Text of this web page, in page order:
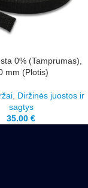
0% (Tamprumas),
mm (Plotis)
, Diržinės juostos ir
sagtys
35.00 €